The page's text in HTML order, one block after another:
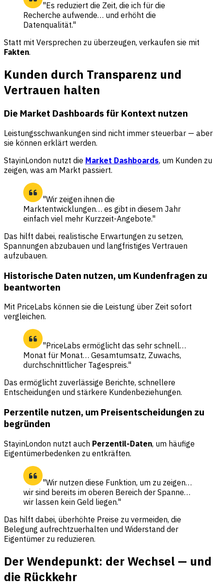
"Es reduziert die Zeit, die ich für die
Recherche aufwende… und erhöht die
Datenqualität."
Statt mit Versprechen zu überzeugen, verkaufen sie mit
Fakten.
Kunden durch Transparenz und
Vertrauen halten
Die Market Dashboards für Kontext nutzen
Leistungsschwankungen sind nicht immer steuerbar — aber
sie können erklärt werden.
StayinLondon nutzt die Market Dashboards, um Kunden zu
zeigen, was am Markt passiert.
"Wir zeigen ihnen die
Marktentwicklungen… es gibt in diesem Jahr
einfach viel mehr Kurzzeit-Angebote."
Das hilft dabei, realistische Erwartungen zu setzen,
Spannungen abzubauen und langfristiges Vertrauen
aufzubauen.
Historische Daten nutzen, um Kundenfragen zu
beantworten
Mit PriceLabs können sie die Leistung über Zeit sofort
vergleichen.
"PriceLabs ermöglicht das sehr schnell…
Monat für Monat… Gesamtumsatz, Zuwachs,
durchschnittlicher Tagespreis."
Das ermöglicht zuverlässige Berichte, schnellere
Entscheidungen und stärkere Kundenbeziehungen.
Perzentile nutzen, um Preisentscheidungen zu
begründen
StayinLondon nutzt auch Perzentil-Daten, um häufige
Eigentümerbedenken zu entkräften.
"Wir nutzen diese Funktion, um zu zeigen…
wir sind bereits im oberen Bereich der Spanne…
wir lassen kein Geld liegen."
Das hilft dabei, überhöhte Preise zu vermeiden, die
Belegung aufrechtzuerhalten und Widerstand der
Eigentümer zu reduzieren.
Der Wendepunkt: der Wechsel — und
die Rückkehr